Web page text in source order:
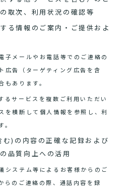
取次、利用状況の確認等
る情報のご案内・ご提供およ
子メールやお電話等でのご連絡の
広告（ターゲティング広告を含
もあります。
るサービスを複数ご利用いただい
を横断して個人情報を参照し、利
。
)の内容の正確な記録および
品質向上への活用
システム等によるお客様からのご
らのご連絡の際、通話内容を録